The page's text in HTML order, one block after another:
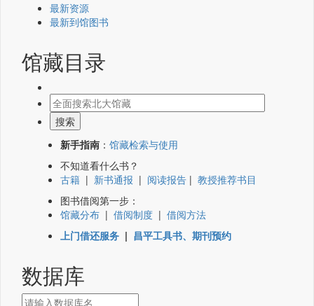
最新资源
最新到馆图书
馆藏目录
新手指南 ： 馆藏检索与使用
不知道看什么书？
古籍 | 新书通报 | 阅读报告 | 教授推荐书目
图书借阅第一步：
馆藏分布 | 借阅制度 | 借阅方法
上门借还服务 | 昌平工具书、期刊预约
数据库